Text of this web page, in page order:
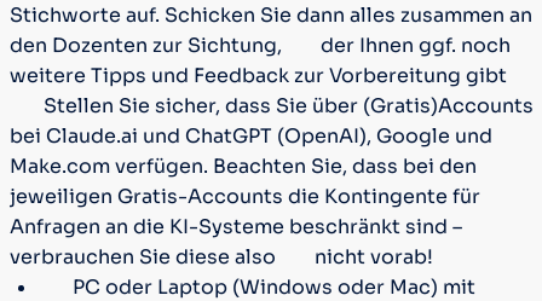
Stichworte auf. Schicken Sie dann alles zusammen an
den Dozenten zur Sichtung,
der Ihnen ggf. noch
weitere Tipps und Feedback zur Vorbereitung gibt
Stellen Sie sicher, dass Sie über (Gratis)Accounts
bei Claude.ai und ChatGPT (OpenAI), Google und
Make.com verfügen. Beachten Sie, dass bei den
jeweiligen Gratis-Accounts die Kontingente für
Anfragen an die KI-Systeme beschränkt sind –
verbrauchen Sie diese also
nicht vorab!
PC oder Laptop (Windows oder Mac) mit